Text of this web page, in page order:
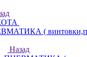
(
Назад